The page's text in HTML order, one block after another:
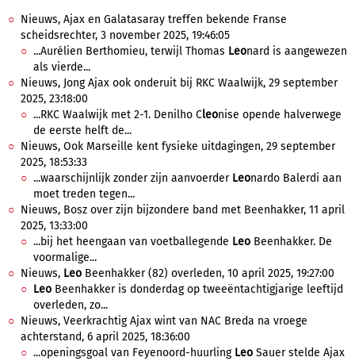
Nieuws, Ajax en Galatasaray treffen bekende Franse
scheidsrechter, 3 november 2025, 19:46:05
...Aurélien Berthomieu, terwijl Thomas Leonard is aangewezen
als vierde...
Nieuws, Jong Ajax ook onderuit bij RKC Waalwijk, 29 september
2025, 23:18:00
...RKC Waalwijk met 2-1. Denilho Cleonise opende halverwege
de eerste helft de...
Nieuws, Ook Marseille kent fysieke uitdagingen, 29 september
2025, 18:53:33
...waarschijnlijk zonder zijn aanvoerder Leonardo Balerdi aan
moet treden tegen...
Nieuws, Bosz over zijn bijzondere band met Beenhakker, 11 april
2025, 13:33:00
...bij het heengaan van voetballegende Leo Beenhakker. De
voormalige...
Nieuws, Leo Beenhakker (82) overleden, 10 april 2025, 19:27:00
Leo Beenhakker is donderdag op tweeëntachtigjarige leeftijd
overleden, zo...
Nieuws, Veerkrachtig Ajax wint van NAC Breda na vroege
achterstand, 6 april 2025, 18:36:00
...openingsgoal van Feyenoord-huurling Leo Sauer stelde Ajax